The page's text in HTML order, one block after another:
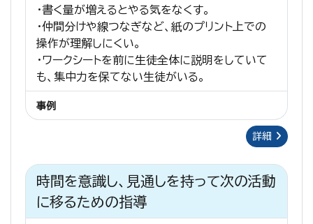
・書く量が増えるとやる気をなくす。
・仲間分けや線つなぎなど、紙のプリント上での
操作が理解しにくい。
・ワークシートを前に生徒全体に説明をしていて
も、集中力を保てない生徒がいる。
事例
詳細
時間を意識し、見通しを持って次の活動
に移るための指導